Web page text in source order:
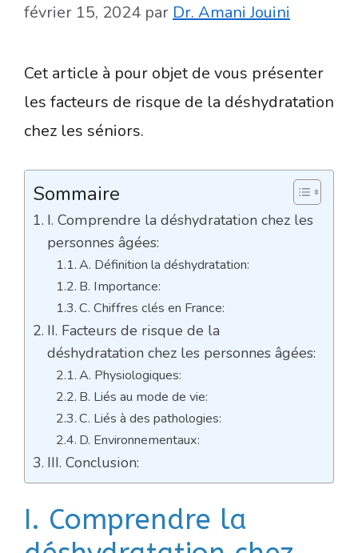
février 15, 2024 par Dr. Amani Jouini
Cet article à pour objet de vous présenter
les facteurs de risque de la déshydratation
chez les séniors.
Sommaire
I. Comprendre la déshydratation chez les
personnes âgées:
A. Définition la déshydratation:
B. Importance:
C. Chiffres clés en France:
II. Facteurs de risque de la
déshydratation chez les personnes âgées:
A. Physiologiques:
B. Liés au mode de vie:
C. Liés à des pathologies:
D. Environnementaux:
III. Conclusion:
I. Comprendre la